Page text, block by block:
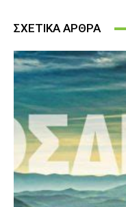
ΣΧΕΤΙΚΑ ΑΡΘΡΑ